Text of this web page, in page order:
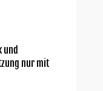
und
nur mit